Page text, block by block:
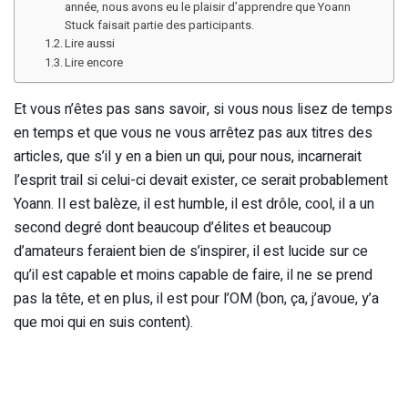
année, nous avons eu le plaisir d’apprendre que Yoann
Stuck faisait partie des participants.
Lire aussi
Lire encore
Et vous n’êtes pas sans savoir, si vous nous lisez de temps
en temps et que vous ne vous arrêtez pas aux titres des
articles, que s’il y en a bien un qui, pour nous, incarnerait
l’esprit trail si celui-ci devait exister, ce serait probablement
Yoann. Il est balèze, il est humble, il est drôle, cool, il a un
second degré dont beaucoup d’élites et beaucoup
d’amateurs feraient bien de s’inspirer, il est lucide sur ce
qu’il est capable et moins capable de faire, il ne se prend
pas la tête, et en plus, il est pour l’OM (bon, ça, j’avoue, y’a
que moi qui en suis content).